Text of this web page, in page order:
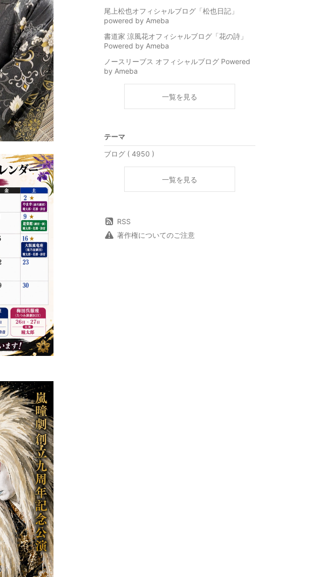
尾上松也オフィシャルブログ「松也日記」
powered by Ameba
書道家 涼風花オフィシャルブログ「花の詩」
Powered by Ameba
ノースリーブス オフィシャルブログ Powered
by Ameba
一覧を見る
テーマ
ブログ ( 4950 )
一覧を見る
RSS
著作権についてのご注意